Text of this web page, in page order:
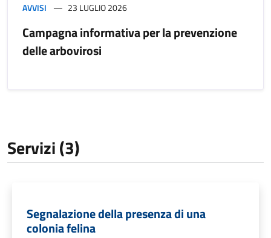
AVVISI 23 LUGLIO 2026
Campagna informativa per la prevenzione
delle arbovirosi
Servizi (3)
Segnalazione della presenza di una
colonia felina